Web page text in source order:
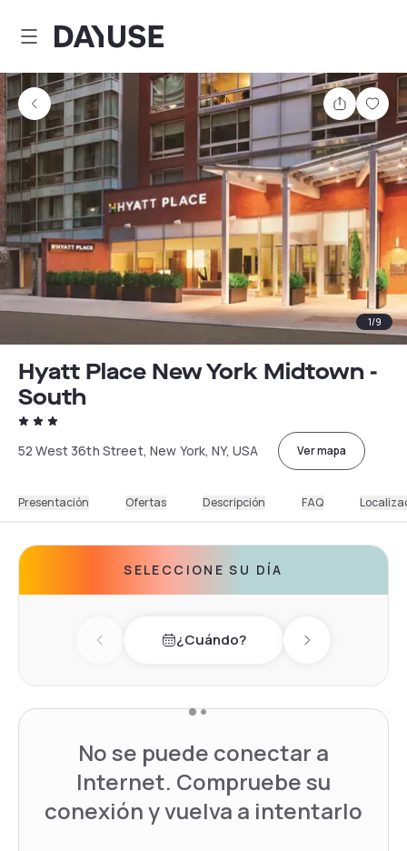
Dayuse
1/9
Hyatt Place New York Midtown -
South
52 West 36th Street, New York, NY, USA Ver mapa
Presentación Ofertas Descripción FAQ
SELECCIONE SU DÍA
Previous day¿Cuándo? Next day
No se puede conectar a
Internet. Compruebe su
conexión y vuelva a intentarlo